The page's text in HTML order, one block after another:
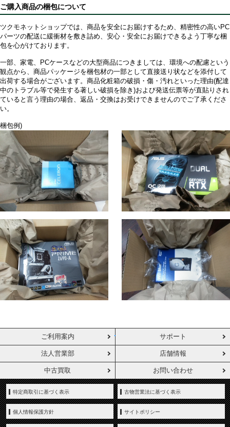
ご購入商品の梱包について
ツクモネットショップでは、商品を安全にお届けするため、精密性の高いPC
パーツの配送に緩衝材を敷き詰め、安心・安全にお届けできるよう丁寧な梱
包を心がけております。
一部、家電、PCケースなどの大型商品につきましては、環境への配慮という
観点から、商品パッケージを梱包材の一部として直接送り状などを添付して
出荷する場合がございます。商品化粧箱の破損・傷・汚れといった理由(配達
中のトラブル等で発生する著しい破損を除き)および発送伝票等が直貼りされ
ていると言う理由の場合、返品・交換はお受けできませんのでご了承くださ
い。
梱包例)
ご利用案内 サポート
法人営業部 店舗情報
中古買取 お問い合わせ
特定商取引に基づく表示 古物営業法に基づく表示
個人情報保護方針 サイトポリシー